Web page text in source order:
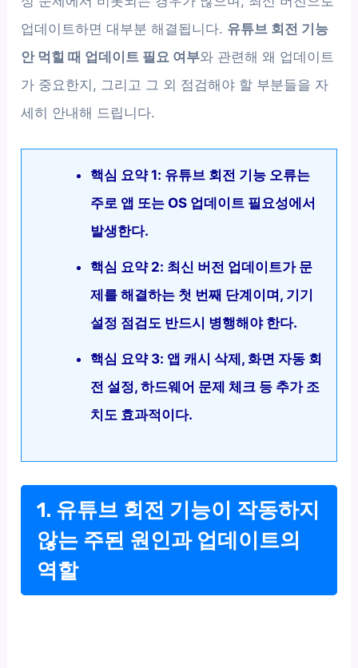
업데이트하면 대부분 해결됩니다. 유튜브 회전 기능
안 먹힐 때 업데이트 필요 여부와 관련해 왜 업데이트
가 중요한지, 그리고 그 외 점검해야 할 부분들을 자
세히 안내해 드립니다.
핵심 요약 1: 유튜브 회전 기능 오류는
주로 앱 또는 OS 업데이트 필요성에서
발생한다.
핵심 요약 2: 최신 버전 업데이트가 문
제를 해결하는 첫 번째 단계이며, 기기
설정 점검도 반드시 병행해야 한다.
핵심 요약 3: 앱 캐시 삭제, 화면 자동 회
전 설정, 하드웨어 문제 체크 등 추가 조
치도 효과적이다.
1. 유튜브 회전 기능이 작동하지
않는 주된 원인과 업데이트의
역할